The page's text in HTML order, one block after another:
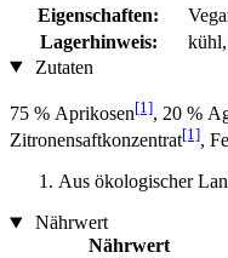
Eigenschaften:
Lagerhinweis:
Zutaten
75 % Aprikosen[1], 20 %
Zitronensaftkonzentrat[1],
Aus ökologischer
Nährwert
Nährwert